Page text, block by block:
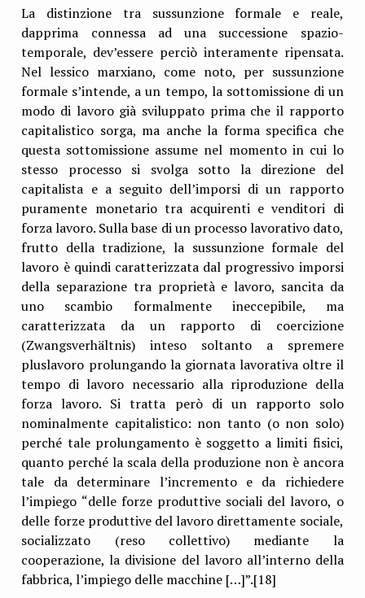
La distinzione tra sussunzione formale e reale,
dapprima connessa ad una successione spazio-
temporale, dev’essere perciò interamente ripensata.
Nel lessico marxiano, come noto, per sussunzione
formale s’intende, a un tempo, la sottomissione di un
modo di lavoro già sviluppato prima che il rapporto
capitalistico sorga, ma anche la forma specifica che
questa sottomissione assume nel momento in cui lo
stesso processo si svolga sotto la direzione del
capitalista e a seguito dell’imporsi di un rapporto
puramente monetario tra acquirenti e venditori di
forza lavoro. Sulla base di un processo lavorativo dato,
frutto della tradizione, la sussunzione formale del
lavoro è quindi caratterizzata dal progressivo imporsi
della separazione tra proprietà e lavoro, sancita da
uno scambio formalmente ineccepibile, ma
caratterizzata da un rapporto di coercizione
(Zwangsverhältnis) inteso soltanto a spremere
pluslavoro prolungando la giornata lavorativa oltre il
tempo di lavoro necessario alla riproduzione della
forza lavoro. Si tratta però di un rapporto solo
nominalmente capitalistico: non tanto (o non solo)
perché tale prolungamento è soggetto a limiti fisici,
quanto perché la scala della produzione non è ancora
tale da determinare l’incremento e da richiedere
l’impiego “delle forze produttive sociali del lavoro, o
delle forze produttive del lavoro direttamente sociale,
socializzato (reso collettivo) mediante la
cooperazione, la divisione del lavoro all’interno della
fabbrica, l’impiego delle macchine […]”.[18]